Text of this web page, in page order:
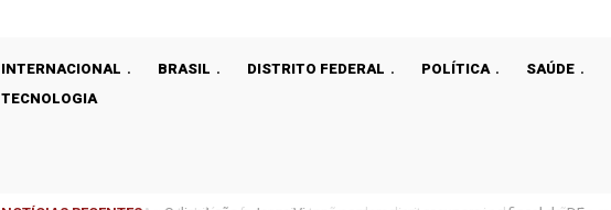
INTERNACIONAL BRASIL DISTRITO FEDERAL POLÍTICA SAÚDE
TECNOLOGIA